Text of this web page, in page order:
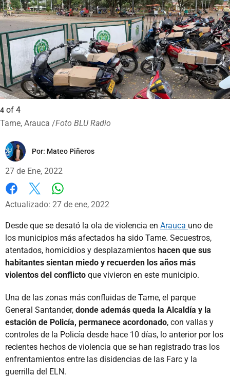
4 of 4
Tame, Arauca /Foto BLU Radio
Por: Mateo Piñeros
27 de Ene, 2022
Facebook
X
Actualizado: 27 de ene, 2022
Desde que se desató la ola de violencia en Arauca uno de
los municipios más afectados ha sido Tame. Secuestros,
atentados, homicidios y desplazamientos hacen que sus
habitantes sientan miedo y recuerden los años más
violentos del conflicto que vivieron en este municipio.
Una de las zonas más confluidas de Tame, el parque
General Santander, donde además queda la Alcaldía y la
estación de Policía, permanece acordonado, con vallas y
controles de la Policía desde hace 10 días, lo anterior por los
recientes hechos de violencia que se han registrado tras los
enfrentamientos entre las disidencias de las Farc y la
guerrilla del ELN.